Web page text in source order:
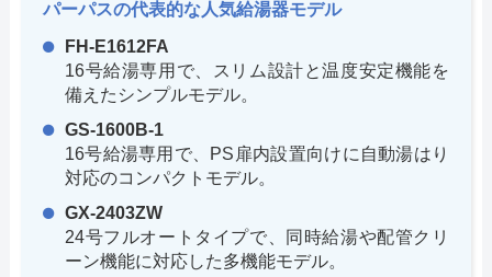
パーパスの代表的な人気給湯器モデル
FH-E1612FA
16号給湯専用で、スリム設計と温度安定機能を
備えたシンプルモデル。
GS-1600B-1
16号給湯専用で、PS扉内設置向けに自動湯はり
対応のコンパクトモデル。
GX-2403ZW
24号フルオートタイプで、同時給湯や配管クリ
ーン機能に対応した多機能モデル。